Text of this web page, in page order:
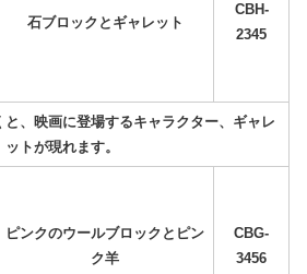
石ブロックとギャレット
CBH-
2345
、映画に登場するキャラクター、ギャレ
ットが現れます。
ピンクのウールブロックとピン
ク羊
CBG-
3456